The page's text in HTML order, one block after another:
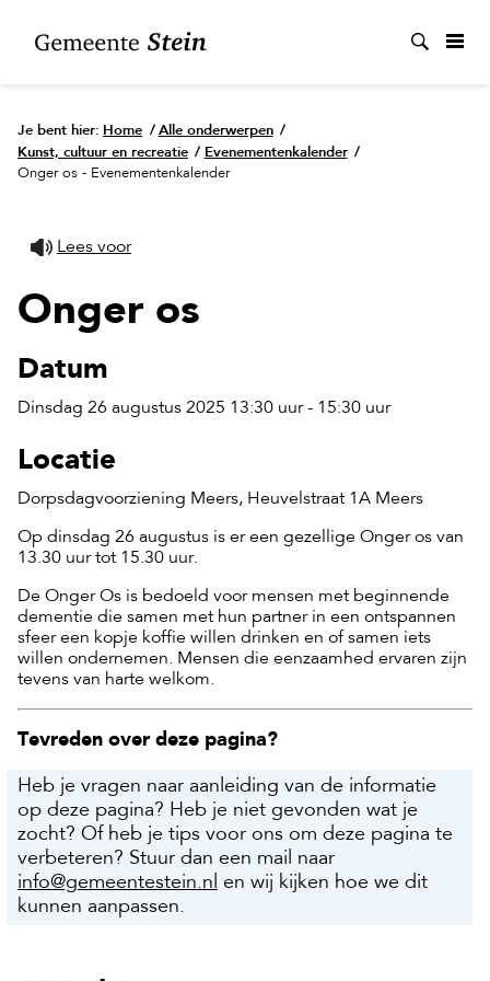
Je bent hier: Home / Alle onderwerpen /
Kunst, cultuur en recreatie / Evenementenkalender /
Onger os - Evenementenkalender
Lees voor
Onger os
Datum
Dinsdag 26 augustus 2025 13:30 uur - 15:30 uur
Locatie
Dorpsdagvoorziening Meers, Heuvelstraat 1A Meers
Op dinsdag 26 augustus is er een gezellige Onger os van
13.30 uur tot 15.30 uur.
De Onger Os is bedoeld voor mensen met beginnende
dementie die samen met hun partner in een ontspannen
sfeer een kopje koffie willen drinken en of samen iets
willen ondernemen. Mensen die eenzaamhed ervaren zijn
tevens van harte welkom.
Tevreden over deze pagina?
Heb je vragen naar aanleiding van de informatie
op deze pagina? Heb je niet gevonden wat je
zocht? Of heb je tips voor ons om deze pagina te
verbeteren? Stuur dan een mail naar
info@gemeentestein.nl
en wij kijken hoe we dit
kunnen aanpassen.